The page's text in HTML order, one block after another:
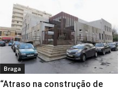
Braga
“Atraso na construção de